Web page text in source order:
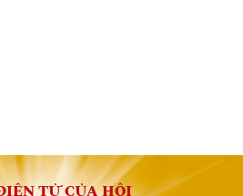
TỬ CỦA HỘI